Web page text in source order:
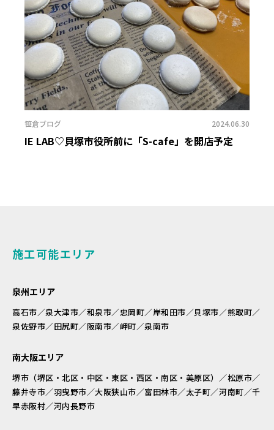
笹倉ブログ 2024.06.30
IE LAB♡貝塚市役所前に「S-cafe」を開店予定
施工可能エリア
泉州エリア
高石市／泉大津市／和泉市／忠岡町／岸和田市／貝塚市／熊取町／
泉佐野市／田尻町／阪南市／岬町／泉南市
南大阪エリア
堺市（堺区・北区・中区・東区・西区・南区・美原区）／松原市／
藤井寺市／羽曳野市／大阪狭山市／富田林市／太子町／河南町／千
早赤阪村／河内長野市